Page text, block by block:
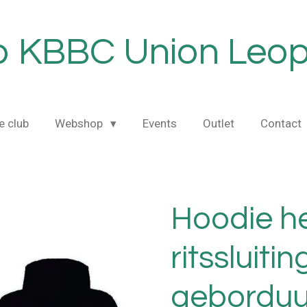
KBBC Union
club Webshop Events Outlet Contact
Hoodie